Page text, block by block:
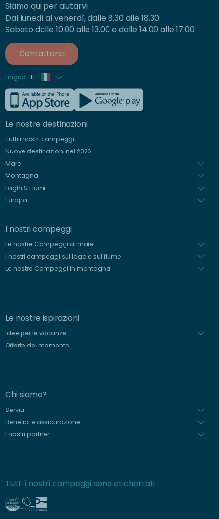
Siamo qui per aiutarvi
Dal lunedì al venerdì, dalle 8.30 alle 18.30.
Sabato dalle 10.00 alle 13.00 e dalle 14.00 alle 17.00
Contattarci
Lingua IT
Francese
Inglese
Tedesco
Spagnolo
Le nostre destinazioni
Tutti i nostri campeggi
Nuove destinazioni nel 2026
Mare
Montagna
Laghi & Fiumi
Europa
I nostri campeggi
Le nostre Campeggi al mare
I nostri campeggi sul lago e sul fiume
Le nostre Campeggi in montagna
Le nostre ispirazioni
Idee per le vacanze
Offerte del momento
Chi siamo?
Servizi
Benefici e assicurazione
I nostri partner
Tutti i nostri campeggi sono etichettati